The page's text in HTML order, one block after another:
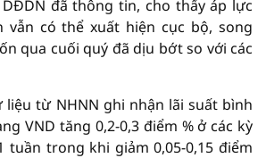
đã thông tin, cho thấy áp lực
vẫn có thể xuất hiện cục bộ, song
qua cuối quý đã dịu bớt so với các
từ NHNN ghi nhận lãi suất bình
VND tăng 0,2-0,3 điểm % ở các kỳ
tuần trong khi giảm 0,05-0,15 điểm